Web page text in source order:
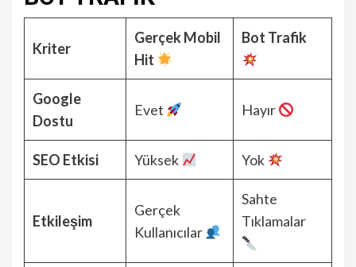
Kriter
Gerçek Mobil
Hit
Bot Trafik
Google
Dostu
Evet Hayır
SEO Etkisi Yüksek Yok
Etkileşim
Gerçek
Kullanıcılar
Sahte
Tıklamalar